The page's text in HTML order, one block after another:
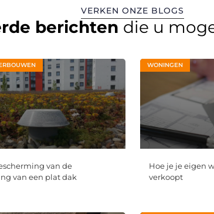
VERKEN ONZE BLOGS
berichten die u
van de
van een plat dak
WONINGEN
Hoe je je eigen
verkoopt